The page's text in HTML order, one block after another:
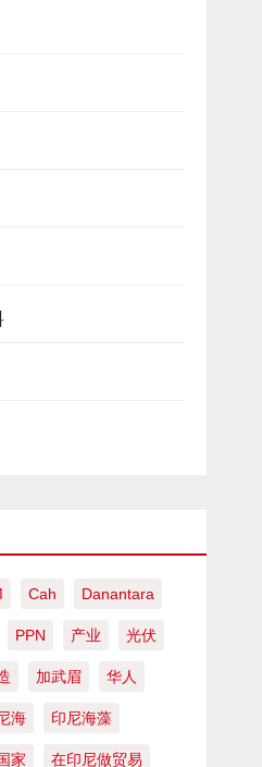
Cah Danantara
PPN 产业 光伏
加武眉 华人
海 印尼海藻
家 在印尼做贸易